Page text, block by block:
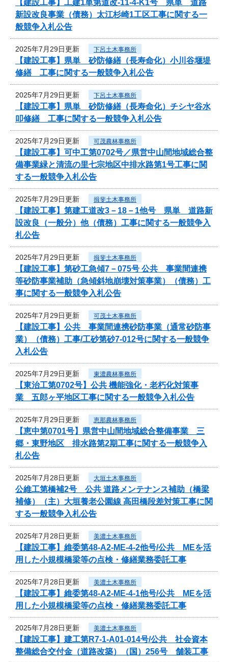
【建設工事】工建1単第道改-11-4-K1号 県単 道路
新設改良事業（債務）太江杉崎1工区工事に関する一
般競争入札公告
2025年7月29日更新 下呂土木事務所
【建設工事】県単 砂防修繕（長寿命化）小川谷堰堤
修繕 工事に関する一般競争入札公告
2025年7月29日更新 下呂土木事務所
【建設工事】県単 砂防修繕（長寿命化）チシヤ谷水
叩修繕 工事に関する一般競争入札公告
2025年7月29日更新 可茂農林事務所
【建設工事】可中工第0702号／県営中山間地域総合整
備事業緑と清流の里七宗地区中排水路第1号工事に関
する一般競争入札公告
2025年7月29日更新 揖斐土木事務所
【建設工事】第建工道改3－18－1他号 県単 道路新
設改良（一般分）他（債務）工事に関する一般競争入
札公告
2025年7月29日更新 揖斐土木事務所
【建設工事】第砂工急傾7－075号 公共 事業間連携
等砂防事業補助（急傾斜地崩壊対策事業）（債務）工
事に関する一般競争入札公告
2025年7月29日更新 可茂土木事務所
【建設工事】公共 事業間連携砂防事業（通常砂防事
業）（債務）工事/工砂第砂7-012号に関する一般競争
入札公告
2025年7月29日更新 東濃農林事務所
【東治工第0702号】公共 機能強化・老朽化対策事
業 五郎ヶ平地区工事に関する一般競争入札公告
2025年7月29日更新 恵那農林事務所
【恵中第0701号】県営中山間地域総合整備事業 三
郷・東野地区 排水路第2期工事に関する一般競争入
札公告
2025年7月28日更新 大垣土木事務所
公維工第橋補2号 公共 道路メンテナンス補助（橋梁
補修）（主）大垣養老公園線 高田橋段差対策工事に関
する一般競争入札公告
2025年7月28日更新 美濃土木事務所
【建設工事】維委第48-A2-ME-4-2他号/公共 MEを活
用した小規模橋梁等の点検・修繕業務委託工事
2025年7月28日更新 美濃土木事務所
【建設工事】維委第48-A2-ME-4-1他号/公共 MEを活
用した小規模橋梁等の点検・修繕業務委託工事
2025年7月28日更新 美濃土木事務所
【建設工事】建工第R7-1-A01-014号/公共 社会資本
整備総合交付金（道路改築）（国）256号 舗装工事